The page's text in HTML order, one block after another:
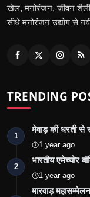
खेल, मनोरंजन, जीवन शैली
सीधे मनोरंजन उद्योग से
TRENDING
1
मेवाड़ की धरती से
1 year ago
2
भारतीय एमेच्योर
1 year ago
मारवाड़